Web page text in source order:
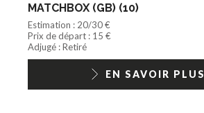
MATCHBOX (GB) (10)
Estimation : 20/30 €
Prix de départ : 15 €
Adjugé : Retiré
EN SAVOIR PLUS